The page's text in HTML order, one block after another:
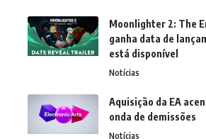
Moonlighter 2: The
ganha data de
está disponível
Notícias
Aquisição da EA
onda de demissões
Notícias